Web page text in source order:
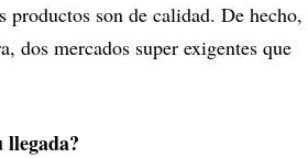
productos son de calidad. De hecho,
dos mercados super exigentes que
llegada?